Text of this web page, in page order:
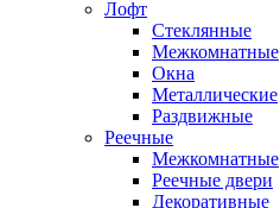
Лофт
Стеклянные
Межкомнатные
Окна
Металлические
Раздвижные
Реечные
Межкомнатные
Реечные двери
Декоративные